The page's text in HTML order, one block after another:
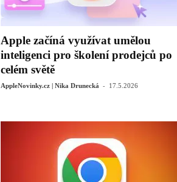
Apple začíná využívat umělou
inteligenci pro školení prodejců po
celém světě
AppleNovinky.cz | Nika Drunecká - 17.5.2026